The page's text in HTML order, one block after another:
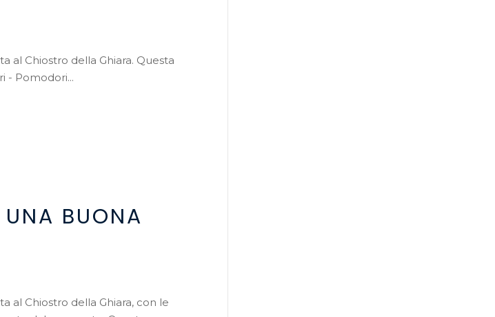
al Chiostro della Ghiara. Questa
- Pomodori...
BUONA
al Chiostro della Ghiara, con le